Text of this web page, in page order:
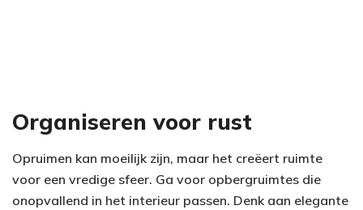
Organiseren voor rust
Opruimen kan moeilijk zijn, maar het creëert ruimte
voor een vredige sfeer. Ga voor opbergruimtes die
onopvallend in het interieur passen. Denk aan elegante